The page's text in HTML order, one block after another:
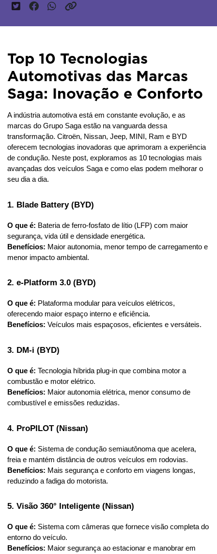
Top 10 Tecnologias
Automotivas das Marcas
Saga: Inovação e Conforto
A indústria automotiva está em constante evolução, e as
marcas do Grupo Saga estão na vanguarda dessa
transformação. Citroën, Nissan, Jeep, MINI, Ram e BYD
oferecem tecnologias inovadoras que aprimoram a experiência
de condução. Neste post, exploramos as 10 tecnologias mais
avançadas dos veículos Saga e como elas podem melhorar o
seu dia a dia.
1. Blade Battery (BYD)
O que é: Bateria de ferro-fosfato de lítio (LFP) com maior
segurança, vida útil e densidade energética.
Benefícios: Maior autonomia, menor tempo de carregamento e
menor impacto ambiental.
2. e-Platform 3.0 (BYD)
O que é: Plataforma modular para veículos elétricos,
oferecendo maior espaço interno e eficiência.
Benefícios: Veículos mais espaçosos, eficientes e versáteis.
3. DM-i (BYD)
O que é: Tecnologia híbrida plug-in que combina motor a
combustão e motor elétrico.
Benefícios: Maior autonomia elétrica, menor consumo de
combustível e emissões reduzidas.
4. ProPILOT (Nissan)
O que é: Sistema de condução semiautônoma que acelera,
freia e mantém distância de outros veículos em rodovias.
Benefícios: Mais segurança e conforto em viagens longas,
reduzindo a fadiga do motorista.
5. Visão 360° Inteligente (Nissan)
O que é: Sistema com câmeras que fornece visão completa do
entorno do veículo.
Benefícios: Maior segurança ao estacionar e manobrar em